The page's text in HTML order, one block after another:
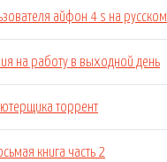
айфон 4 s на русском
на работу в выходной день
торрент
книга часть 2